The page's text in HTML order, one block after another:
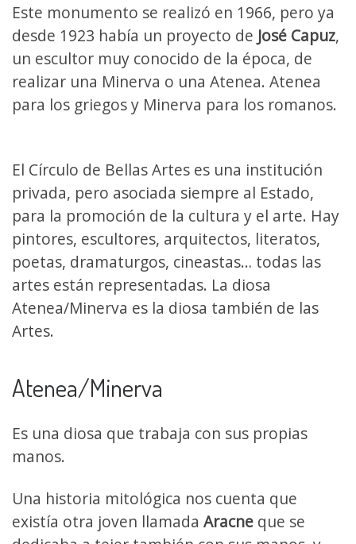
Este monumento se realizó en 1966, pero ya
desde 1923 había un proyecto de José Capuz,
un escultor muy conocido de la época, de
realizar una Minerva o una Atenea. Atenea
para los griegos y Minerva para los romanos.
El Círculo de Bellas Artes es una institución
privada, pero asociada siempre al Estado,
para la promoción de la cultura y el arte. Hay
pintores, escultores, arquitectos, literatos,
poetas, dramaturgos, cineastas… todas las
artes están representadas. La diosa
Atenea/Minerva es la diosa también de las
Artes.
Atenea/Minerva
Es una diosa que trabaja con sus propias
manos.
Una historia mitológica nos cuenta que
existía otra joven llamada Aracne que se